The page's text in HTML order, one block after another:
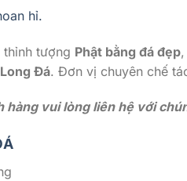
hỉ.
tượng Phật bằng đá đẹp
Đá. Đơn vị chuyên chế
vui lòng liên hệ với